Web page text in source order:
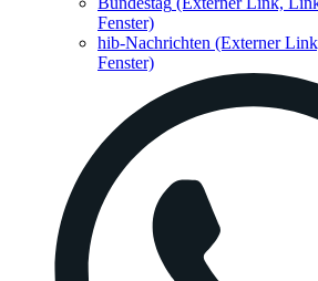
Fenster)
hib-Nachrichten (Externer
Fenster)